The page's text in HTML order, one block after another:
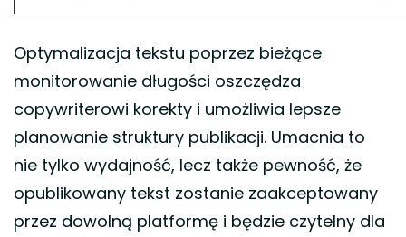
Optymalizacja tekstu poprzez bieżące
monitorowanie długości oszczędza
copywriterowi korekty i umożliwia lepsze
planowanie struktury publikacji. Umacnia to
nie tylko wydajność, lecz także pewność, że
opublikowany tekst zostanie zaakceptowany
przez dowolną platformę i będzie czytelny dla